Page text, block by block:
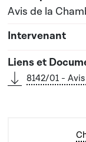
Avis de la
8142/01 -